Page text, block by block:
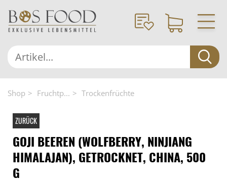
Shop Fruchtp... Trockenfrüchte
ZURÜCK
GOJI BEEREN (WOLFBERRY, NINJIANG
HIMALAJAN), GETROCKNET, CHINA, 500
G